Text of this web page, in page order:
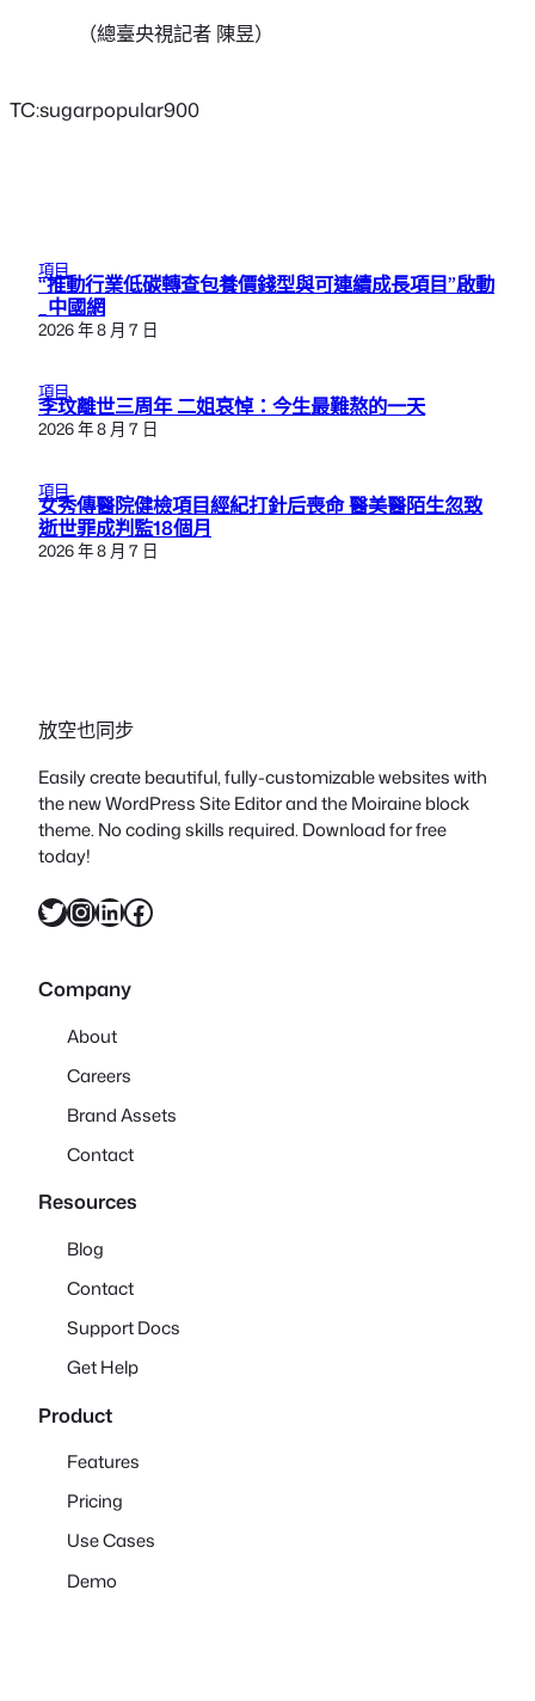
（總臺央視記者 陳昱）
TC:sugarpopular900
項目
“推動行業低碳轉查包養價錢型與可連續成長項目”啟動
_中國網
2026 年 8 月 7 日
項目
李玟離世三周年 二姐哀悼：今生最難熬的一天
2026 年 8 月 7 日
項目
女秀傳醫院健檢項目經紀打針后喪命 醫美醫陌生忽致
逝世罪成判監18個月
2026 年 8 月 7 日
放空也同步
Easily create beautiful, fully-customizable websites with
the new WordPress Site Editor and the Moiraine block
theme. No coding skills required. Download for free
today!
X InstagramLinkedIn Facebook
Company
About
Careers
Brand Assets
Contact
Resources
Blog
Contact
Support Docs
Get Help
Product
Features
Pricing
Use Cases
Demo